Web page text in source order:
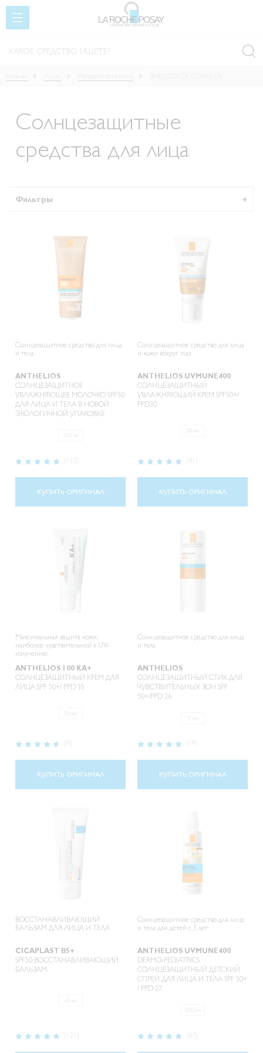
SKIP TO CONTENT
Солнцезащитные
средства для лица
Фильтры
Солнцезащитное средство для лица
и тела
ANTHELIOS
СОЛНЦЕЗАЩИТНОЕ
УВЛАЖНЯЮЩЕЕ МОЛОЧКО SPF50
ДЛЯ ЛИЦА И ТЕЛА В НОВОЙ
ЭКОЛОГИЧНОЙ УПАКОВКЕ
Рейтинг:
(112)
КУПИТЬ ОРИГИНАЛ
Солнцезащитное средство для лица
и кожи вокруг глаз
ANTHELIOS UVMUNE400
СОЛНЦЕЗАЩИТНЫЙ
УВЛАЖНЯЮЩИЙ КРЕМ SPF50+/
PPD30
Рейтинг:
КУПИТЬ ОРИГИНАЛ
Максимальная защита кожи,
наиболее чувствительной к UV-
излучению
ANTHELIOS 100 KA+
СОЛНЦЕЗАЩИТНЫЙ КРЕМ ДЛЯ
ЛИЦА SPF 50+/ PPD 35
Рейтинг:
КУПИТЬ ОРИГИНАЛ
Солнцезащитное средство для лица
и тела
ANTHELIOS
СОЛНЦЕЗАЩИТНЫЙ СТИК ДЛЯ
ЧУВСТВИТЕЛЬНЫХ ЗОН SPF
50+/PPD 26
Рейтинг:
КУПИТЬ ОРИГИНАЛ
ВОССТАНАВЛИВАЮЩИЙ
БАЛЬЗАМ ДЛЯ ЛИЦА И ТЕЛА
CICAPLAST B5+
SPF50 ВОССТАНАВЛИВАЮЩИЙ
БАЛЬЗАМ
40 мл
Рейтинг:
(121)
Солнцезащитное средство для лица
и тела для детей с 3 лет
ANTHELIOS UVMUNE400
DERMO-PEDIATRICS
СОЛНЦЕЗАЩИТНЫЙ ДЕТСКИЙ
СПРЕЙ ДЛЯ ЛИЦА И ТЕЛА SPF 50+
/ PPD 27
Рейтинг:
(67)